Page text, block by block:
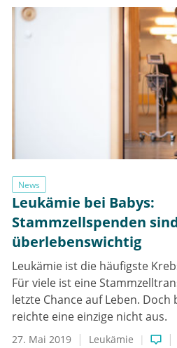
News
Leukämie bei Babys:
Stammzellspenden
überlebenswichtig
Leukämie ist die häufigste
Für viele ist eine
letzte Chance auf Leben.
reichte eine einzige nicht aus.
27. Mai 2019 Leukämie